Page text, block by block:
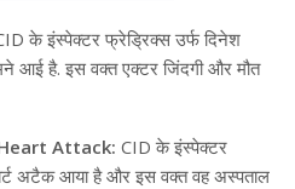
के इंस्पेक्टर फ्रेड्रिक्स उर्फ दिनेश
आई है. इस वक्त एक्टर जिंदगी और मौत
Attack: CID के इंस्पेक्टर
अटैक आया है और इस वक्त वह अस्पताल